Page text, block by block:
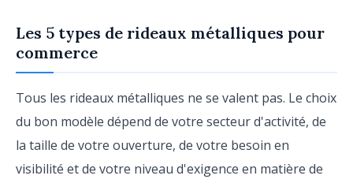
Les 5 types de rideaux métalliques pour
commerce
Tous les rideaux métalliques ne se valent pas. Le choix
du bon modèle dépend de votre secteur d'activité, de
la taille de votre ouverture, de votre besoin en
visibilité et de votre niveau d'exigence en matière de